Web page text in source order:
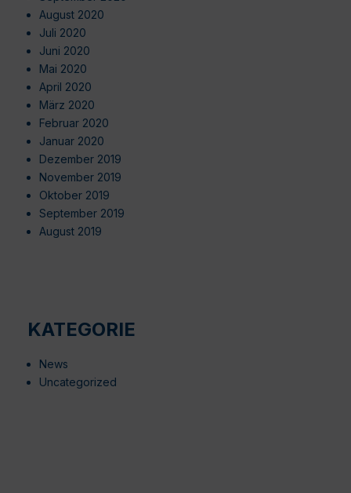
August 2020
Juli 2020
Juni 2020
Mai 2020
April 2020
März 2020
Februar 2020
Januar 2020
Dezember 2019
November 2019
Oktober 2019
September 2019
August 2019
KATEGORIE
News
Uncategorized